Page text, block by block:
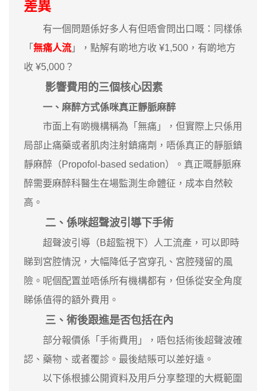
差異
有一個問題係好多人有但唔會問出口嘅：同樣係
「 無痛人流 」，點解有啲地方收 ¥1,500，有啲地方
收 ¥5,000？
影響費用的三個核心因素
一、麻醉方式係咪真正靜脈麻醉
市面上有啲機構稱為「無痛」，但實際上只係用
局部止痛藥或者肌肉注射鎮痛劑，唔係真正的靜脈鎮
靜麻醉（Propofol-based sedation）。真正嘅靜脈麻
醉需要麻醉科醫生在場監測生命體征，成本自然較
高。
二、係咪超聲波引導下手術
超聲波引導（B超監視下）人工流產，可以即時
睇到宮腔情況，大幅降低子宮穿孔、宮腔殘留的風
險。呢個配置並唔係所有機構都有，但係從安全角度
睇係值得的額外費用。
三、術後跟進是否包括在內
部分報價係「手術費用」，唔包括術後超聲波確
認、藥物、或者覆診。最後結賬可以差好遠。
以下係根據公開資料及用戶分享整理的大概範圍